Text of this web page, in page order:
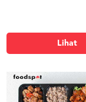
Lihat